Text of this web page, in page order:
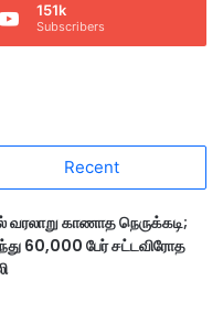
151k
Subscribers
Recent
வரலாறு காணாத நெருக்கடி;
60,000 பேர் சட்டவிரோத